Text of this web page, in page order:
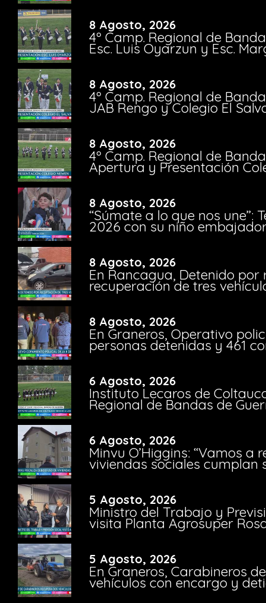
8 Agosto, 2026
4º Camp. Regional de
Esc. Luis Oyarzun y Esc.
8 Agosto, 2026
4º Camp. Regional de
JAB Rengo y Colegio El
8 Agosto, 2026
4º Camp. Regional de
Apertura y Presentación
8 Agosto, 2026
“Súmate a lo que nos une”:
2026 con su niño
8 Agosto, 2026
En Rancagua, Detenido por
recuperación de tres
8 Agosto, 2026
En Graneros, Operativo
personas detenidas y 461
6 Agosto, 2026
Instituto Lecaros de
Regional de Bandas de
6 Agosto, 2026
Minvu O’Higgins: “Vamos a
viviendas sociales cumplan
5 Agosto, 2026
Ministro del Trabajo y
visita Planta Agrosuper
5 Agosto, 2026
En Graneros, Carabineros
vehículos con encargo y